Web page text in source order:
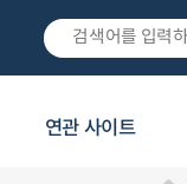
연관 사이트